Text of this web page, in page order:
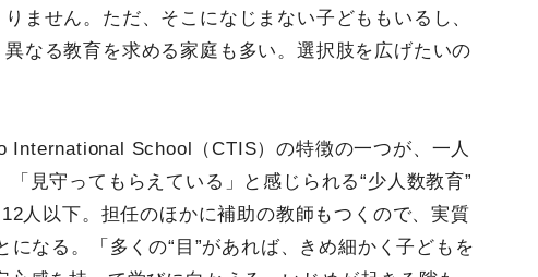
りません。ただ、そこになじまない子どももいるし、
異なる教育を求める家庭も多い。選択肢を広げたいの
International School（CTIS）の特徴の一つが、一人
見守ってもらえている」と感じられる“少人数教育”
人以下。担任のほかに補助の教師もつくので、実質
なる。「多くの“目”があれば、きめ細かく子どもを